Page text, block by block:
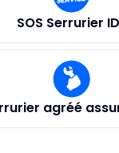
SOS Serrurier
agréé